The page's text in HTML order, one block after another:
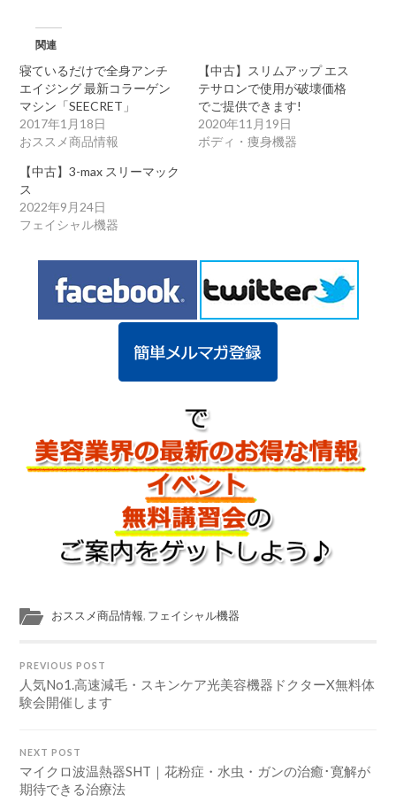
関連
寝ているだけで全身アンチ
エイジング 最新コラーゲン
マシン「SEECRET」
2017年1月18日
おススメ商品情報
【中古】スリムアップ エス
テサロンで使用が破壊価格
でご提供できます!
2020年11月19日
ボディ・痩身機器
【中古】3-max スリーマック
ス
2022年9月24日
フェイシャル機器
おススメ商品情報, フェイシャル機器
PREVIOUS POST
人気No1.高速減毛・スキンケア光美容機器ドクターX無料体
験会開催します
NEXT POST
マイクロ波温熱器SHT｜花粉症・水虫・ガンの治癒･寛解が
期待できる治療法